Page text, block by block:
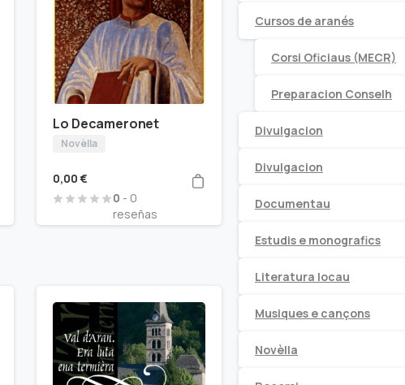
Lo Decameronet
Novèlla
0,00 €
0 - 0
reseñas
Cursos de aranés
Corsi Oficiaus (MECR)
Preparacion Conselh
Divulgacion
Divulgacion
Documentau
Estudis e monografics
Literatura locau
Musiques e cançons
Novèlla